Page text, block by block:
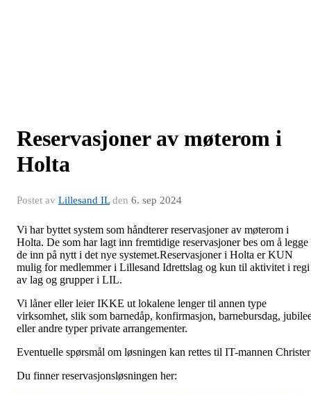
Reservasjoner av møterom i
Holta
Postet av Lillesand ILden 6. sep 2024
Vi har byttet system som håndterer reservasjoner av møterom i
Holta. De som har lagt inn fremtidige reservasjoner bes om å legge
de inn på nytt i det nye systemet.Reservasjoner i Holta er KUN
mulig for medlemmer i Lillesand Idrettslag og kun til aktivitet i regi
av lag og grupper i LIL.
Vi låner eller leier IKKE ut lokalene lenger til annen type
virksomhet, slik som barnedåp, konfirmasjon, barnebursdag,
eller andre typer private arrangementer.
Eventuelle spørsmål om løsningen kan rettes til IT-mannen Christer
Du finner reservasjonsløsningen her: